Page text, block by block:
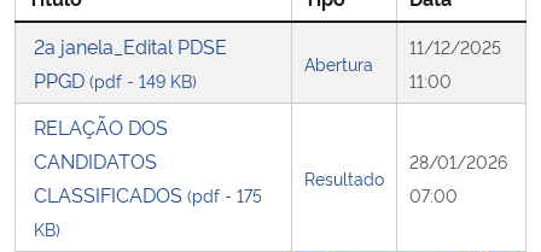
Secretaria-Geral
Secretaria de Governo
Advocacia-Geral da União
2a janela_Edital PDSE
PPGD (pdf - 149 KB)
Abertura
11/12/2025
11:00
RELAÇÃO DOS
CANDIDATOS
CLASSIFICADOS (pdf - 175
KB)
Resultado
28/01/2026
07:00